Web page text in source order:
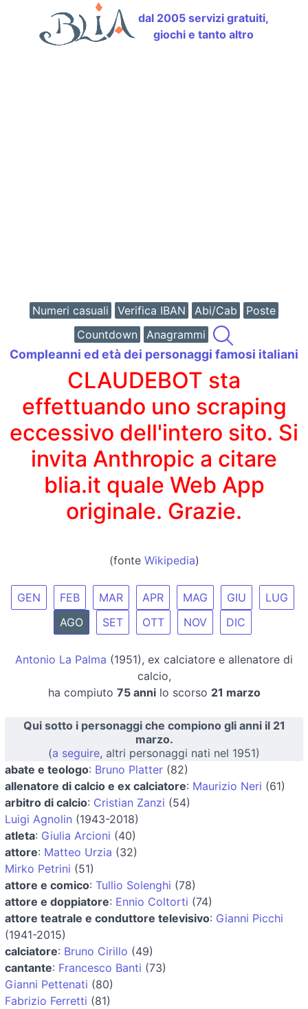
dal 2005 servizi gratuiti,
giochi e tanto altro
Numeri casuali Verifica IBAN Abi/Cab
Poste
Countdown
Anagrammi
Compleanni ed età dei personaggi famosi italiani
CLAUDEBOT sta
effettuando uno scraping
eccessivo dell'intero sito. Si
invita Anthropic a citare
blia.it quale Web App
originale. Grazie.
(fonte Wikipedia)
GEN FEB MAR APR MAG GIU
LUG
AGO
SET OTT NOV DIC
Antonio La Palma (1951), ex calciatore e allenatore di
calcio,
ha compiuto 75 annilo scorso 21 marzo
Qui sotto i personaggi che compiono gli anni il 21
marzo.
(a seguire, altri personaggi nati nel 1951)
abate e teologo: Bruno Platter (82)
allenatore di calcio e ex calciatore: Maurizio Neri (61)
arbitro di calcio: Cristian Zanzi (54)
Luigi Agnolin (1943-2018)
atleta: Giulia Arcioni (40)
attore: Matteo Urzia (32)
Mirko Petrini (51)
attore e comico: Tullio Solenghi (78)
attore e doppiatore: Ennio Coltorti (74)
attore teatrale e conduttore televisivo: Gianni Picchi
(1941-2015)
calciatore: Bruno Cirillo (49)
cantante: Francesco Banti (73)
Gianni Pettenati (80)
Fabrizio Ferretti (81)